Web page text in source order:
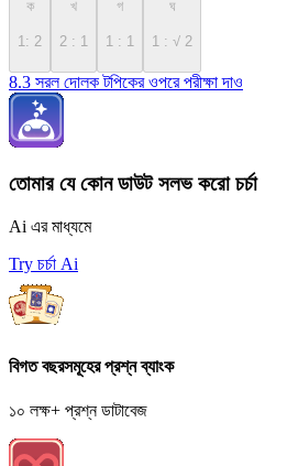
ক
1: 2
খ
2 : 1
গ
1 : 1
ঘ
1 : √ 2
8.3 সরল দোলক টপিকের ওপরে পরীক্ষা দাও
তোমার যে কোন ডাউট সলভ করো চর্চা
Ai এর মাধ্যমে
Try চর্চা Ai
বিগত বছরসমূহের প্রশ্ন ব্যাংক
১০ লক্ষ+ প্রশ্ন ডাটাবেজ